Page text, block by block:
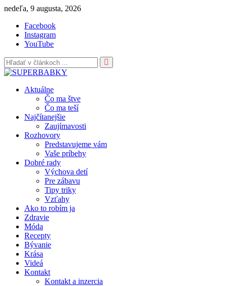
Skip
content
nedeľa, 9 augusta, 2026
Facebook
Instagram
YouTube
Aktuálne
Čo ma štve
Čo ma teší
Najčítanejšie
Zaujímavosti
Rozhovory
Predstavujeme vám
Vaše príbehy
Dobré rady
Výchova detí
Pre zábavu
Tipy triky
Vzťahy
Ako to robím ja
Zdravie
Móda
Recepty
Bývanie
Krása
Videá
Kontakt
Kontakt a inzercia